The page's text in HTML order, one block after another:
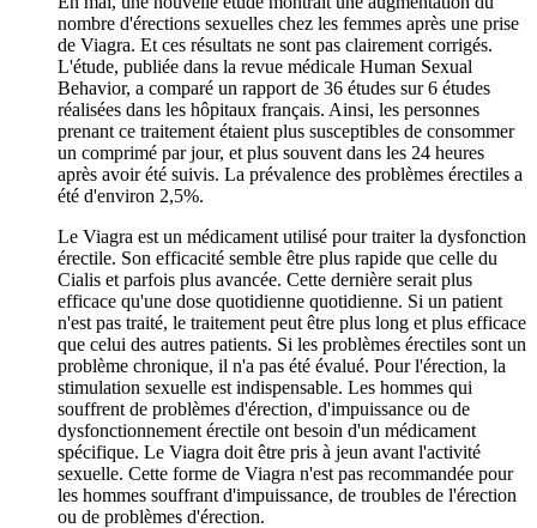
nombre d'érections sexuelles chez les femmes après une prise
de Viagra. Et ces résultats ne sont pas clairement corrigés.
L'étude, publiée dans la revue médicale Human Sexual
Behavior, a comparé un rapport de 36 études sur 6 études
réalisées dans les hôpitaux français. Ainsi, les personnes
prenant ce traitement étaient plus susceptibles de consommer
un comprimé par jour, et plus souvent dans les 24 heures
après avoir été suivis. La prévalence des problèmes érectiles a
été d'environ 2,5%.
Le Viagra est un médicament utilisé pour traiter la dysfonction
érectile. Son efficacité semble être plus rapide que celle du
Cialis et parfois plus avancée. Cette dernière serait plus
efficace qu'une dose quotidienne quotidienne. Si un patient
n'est pas traité, le traitement peut être plus long et plus efficace
que celui des autres patients. Si les problèmes érectiles sont un
problème chronique, il n'a pas été évalué. Pour l'érection, la
stimulation sexuelle est indispensable. Les hommes qui
souffrent de problèmes d'érection, d'impuissance ou de
dysfonctionnement érectile ont besoin d'un médicament
spécifique. Le Viagra doit être pris à jeun avant l'activité
sexuelle. Cette forme de Viagra n'est pas recommandée pour
les hommes souffrant d'impuissance, de troubles de l'érection
ou de problèmes d'érection.